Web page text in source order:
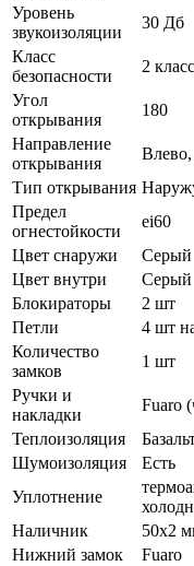
Уровень
звукоизоляции
30 Дб
Класс
безопасности
2 класс
Угол
открывания
180
Направление
открывания
Тип открывания
Предел
огнестойкости
ei60
Цвет снаружи
Серый
Цвет внутри
Серый
Блокираторы
2 шт
Петли
4 шт
Количество
замков
1 шт
Ручки и
накладки
Fuaro
Теплоизоляция
Шумоизоляция
Есть
Уплотнение
Наличник
50х2
Нижний замок
Fuaro